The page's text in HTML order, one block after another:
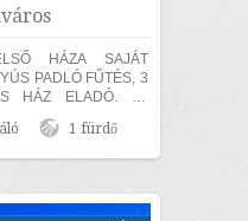
HÁZA SAJÁT
PADLÓ FŰTÉS, 3
HÁZ ELADÓ. Az
épült, amelyre
1 fürdő